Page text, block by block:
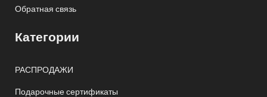
Обратная связь
Категории
РАСПРОДАЖИ
Подарочные сертификаты